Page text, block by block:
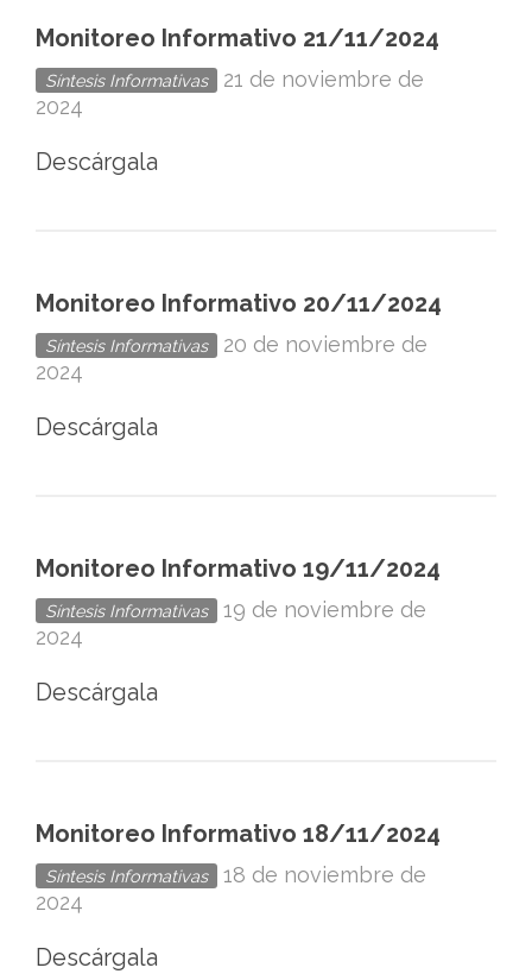
México
Monitoreo Informativo 21/11/2024
Síntesis Informativas
21 de noviembre de
2024
Descárgala
Monitoreo Informativo 20/11/2024
Síntesis Informativas
20 de noviembre de
2024
Descárgala
Monitoreo Informativo 19/11/2024
Síntesis Informativas
19 de noviembre de
2024
Descárgala
Monitoreo Informativo 18/11/2024
Síntesis Informativas
18 de noviembre de
2024
Descárgala